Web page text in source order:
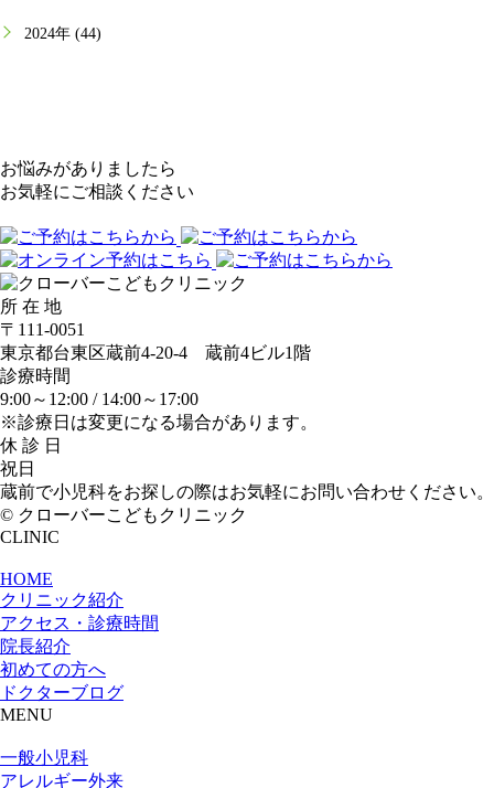
2024年 (44)
お悩みがありましたら
お気軽にご相談ください
所 在 地
〒111-0051
東京都台東区蔵前4-20-4 蔵前4ビル1階
診療時間
9:00～12:00 / 14:00～17:00
※診療日は変更になる場合があります。
休 診 日
祝日
蔵前で小児科をお探しの際はお気軽にお問い合わせください。
© クローバーこどもクリニック
CLINIC
HOME
クリニック紹介
アクセス・診療時間
院長紹介
初めての方へ
ドクターブログ
MENU
一般小児科
アレルギー外来